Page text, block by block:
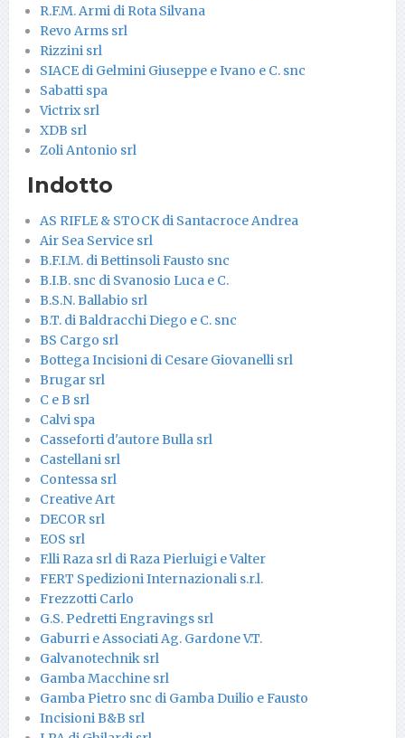
R.F.M. Armi di Rota Silvana
Revo Arms srl
Rizzini srl
SIACE di Gelmini Giuseppe e Ivano e C. snc
Sabatti spa
Victrix srl
XDB srl
Zoli Antonio srl
Indotto
AS RIFLE & STOCK di Santacroce Andrea
Air Sea Service srl
B.F.I.M. di Bettinsoli Fausto snc
B.I.B. snc di Svanosio Luca e C.
B.S.N. Ballabio srl
B.T. di Baldracchi Diego e C. snc
BS Cargo srl
Bottega Incisioni di Cesare Giovanelli srl
Brugar srl
C e B srl
Calvi spa
Casseforti d'autore Bulla srl
Castellani srl
Contessa srl
Creative Art
DECOR srl
EOS srl
F.lli Raza srl di Raza Pierluigi e Valter
FERT Spedizioni Internazionali s.r.l.
Frezzotti Carlo
G.S. Pedretti Engravings srl
Gaburri e Associati Ag. Gardone V.T.
Galvanotechnik srl
Gamba Macchine srl
Gamba Pietro snc di Gamba Duilio e Fausto
Incisioni B&B srl